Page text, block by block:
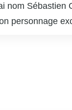
nom Sébastien
personnage
a su se